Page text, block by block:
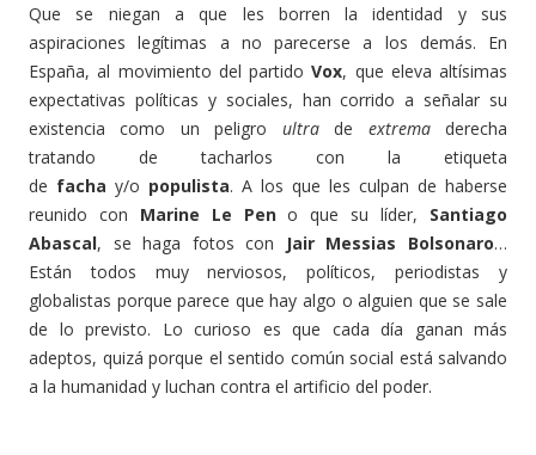
Que se niegan a que les borren la identidad y sus
aspiraciones legítimas a no parecerse a los demás. En
España, al movimiento del partidoVox, que eleva altísimas
expectativas políticas y sociales, han corrido a señalar su
existencia como un peligro ultrade extremaderecha
tratando de tacharlos con la etiqueta
de facha y/o populista. A los que les culpan de haberse
reunido con Marine Le Peno que su líder, Santiago
Abascal, se haga fotos con Jair Messias Bolsonaro…
Están todos muy nerviosos, políticos, periodistas y
globalistas porque parece que hay algo o alguien que se sale
de lo previsto. Lo curioso es que cada día ganan más
adeptos, quizá porque el sentido común social está salvando
a la humanidad y luchan contra el artificio del poder.